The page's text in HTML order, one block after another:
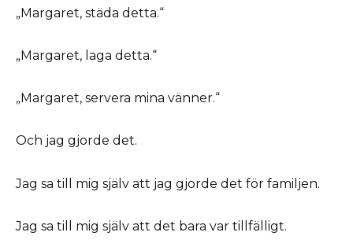
„Margaret, städa detta.“
„Margaret, laga detta.“
„Margaret, servera mina vänner.“
Och jag gjorde det.
Jag sa till mig själv att jag gjorde det för familjen.
Jag sa till mig själv att det bara var tillfälligt.